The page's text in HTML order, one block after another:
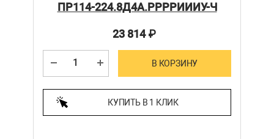
ПР114-224.8Д4А.РРРРИИИУ-Ч
23 814₽
В КОРЗИНУ
КУПИТЬ В 1 КЛИК